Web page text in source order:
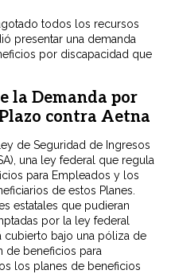
todos los recursos
presentar una demanda
por discapacidad que
la Demanda por
contra Aetna
de Seguridad de Ingresos
una ley federal que regula
para Empleados y los
de estos Planes.
estatales que pudieran
por la ley federal
cubierto bajo una póliza de
de beneficios para
los planes de beneficios